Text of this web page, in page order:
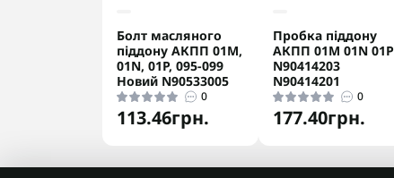
Болт масляного
піддону АКПП 01M,
01N, 01P, 095-099
Новий N90533005
0
113.46грн.
Пробка піддону
АКПП 01M 01N 01P
N90414203
N90414201
0
177.40грн.